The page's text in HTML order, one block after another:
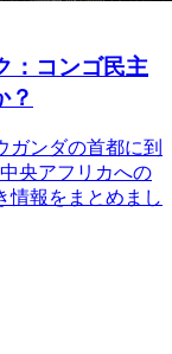
：コンゴ民主
？
ガンダの首都に到
央アフリカへの
情報をまとめまし